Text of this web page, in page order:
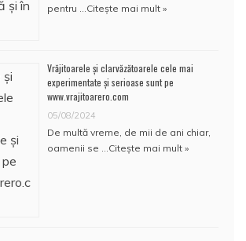
pentru …Citește mai mult »
Vrăjitoarele și clarvăzătoarele cele mai
experimentate și serioase sunt pe
www.vrajitoarero.com
05/08/2024
De multă vreme, de mii de ani chiar,
oamenii se …Citește mai mult »